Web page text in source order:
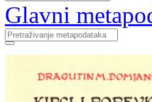
Glavni